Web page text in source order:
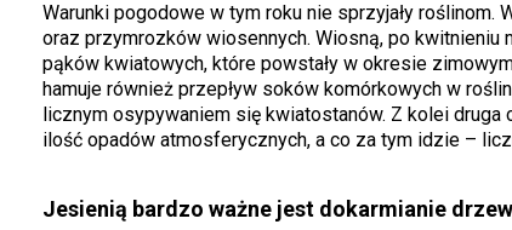
Warunki pogodowe w tym roku nie sprzyjały
oraz przymrozków wiosennych. Wiosną, po
pąków kwiatowych, które powstały w okresie
hamuje również przepływ soków komórkowych w
licznym osypywaniem się kwiatostanów. Z kolei
ilość opadów atmosferycznych, a co za tym idzie –
Jesienią bardzo ważne jest dokarmianie